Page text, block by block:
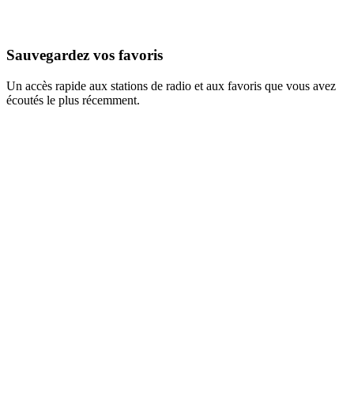
Sauvegardez vos favoris
Un accès rapide aux stations de radio et aux favoris que vous avez
écoutés le plus récemment.